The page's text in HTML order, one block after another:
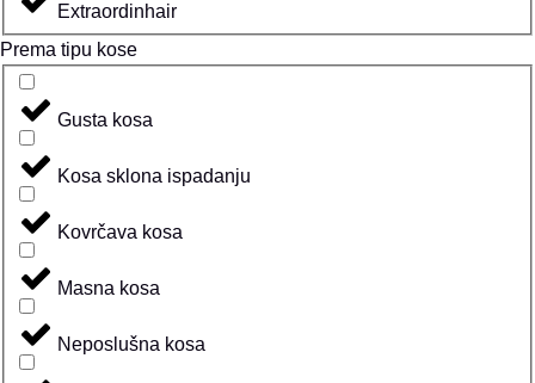
Extraordinhair
Prema tipu kose
Gusta kosa
Kosa sklona ispadanju
Kovrčava kosa
Masna kosa
Neposlušna kosa